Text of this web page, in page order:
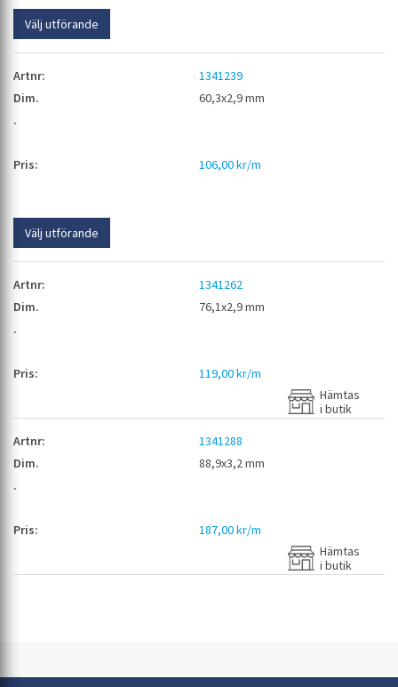
Välj utförande
1341239
60,3x2,9 mm
106,00 kr/m
Välj utförande
1341262
76,1x2,9 mm
119,00 kr/m
Hämtas
i butik
1341288
88,9x3,2 mm
187,00 kr/m
Hämtas
i butik